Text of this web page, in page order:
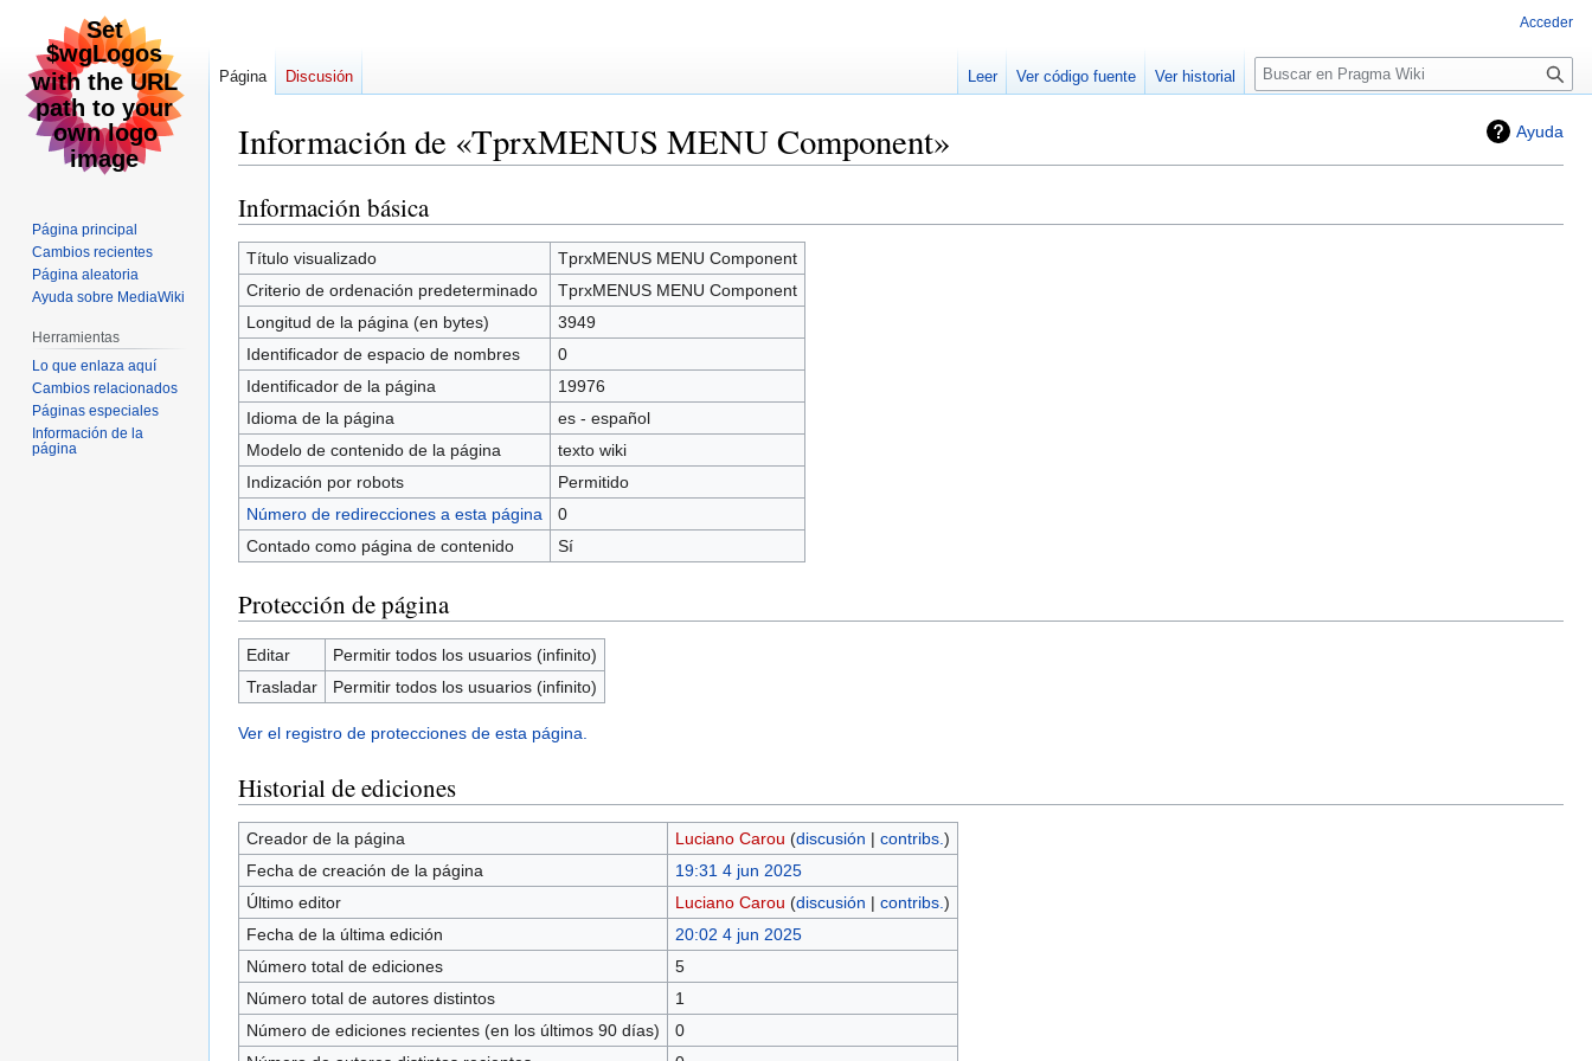
Ayuda
Información de «TprxMENUS MENU Component»
Ir
a
la
navegación
Ir
a
la
búsqueda
Información básica
Título visualizado
TprxMENUS MENU Component
Criterio de ordenación predeterminado
TprxMENUS MENU Component
Longitud de la página (en bytes)
3949
Identificador de espacio de nombres
0
Identificador de la página
19976
Idioma de la página
es - español
Modelo de contenido de la página
texto wiki
Indización por robots
Permitido
Número de redirecciones a esta página
0
Contado como página de contenido
Sí
Protección de página
Editar
Permitir todos los usuarios (infinito)
Trasladar
Permitir todos los usuarios (infinito)
Ver el registro de protecciones de esta página.
Historial de ediciones
Creador de la página Luciano Carou (discusión | contribs. )
Fecha de creación de la página
19:31 4 jun 2025
Último editor
Luciano Carou (discusión | contribs. )
Fecha de la última edición
20:02 4 jun 2025
Número total de ediciones
5
Número total de autores distintos
1
Número de ediciones recientes (en los últimos 90 días)
0
Acceder
Página Discusión Leer Ver código fuente Ver historial
Buscar
Página principal
Cambios recientes
Página aleatoria
Ayuda sobre MediaWiki
Herramientas
Lo que enlaza aquí
Cambios relacionados
Páginas especiales
Información de la
página